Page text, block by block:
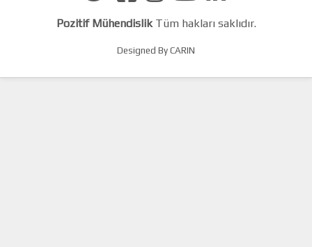
Pozitif MühendislikTüm hakları saklıdır.
Designed By CARIN